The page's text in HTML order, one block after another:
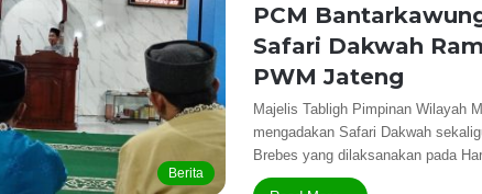
Berita
PCM
Safari Dakwah
PWM Jateng
Majelis Tabligh Pimpinan Wilayah
mengadakan Safari Dakwah
Brebes yang dilaksanakan pada